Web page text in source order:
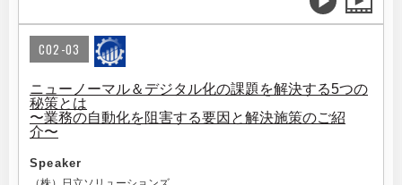
C02-03
ニューノーマル＆デジタル化の課題を解決する5つの
秘策とは
〜業務の自動化を阻害する要因と解決施策のご紹
介〜
Speaker